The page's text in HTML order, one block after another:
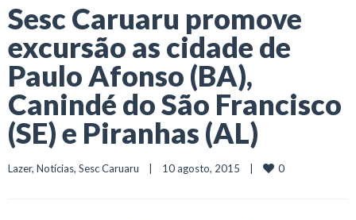
Sesc Caruaru promove
excursão as cidade de
Paulo Afonso (BA),
Canindé do São Francisco
(SE) e Piranhas (AL)
Lazer, Notícias, Sesc Caruaru
    |    10 agosto, 2015    |
0